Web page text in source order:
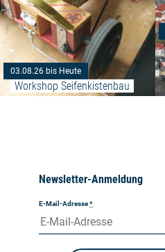
03.08.26 bis Heute
Workshop Seifenkistenbau
Newsletter-Anmeldung
E-Mail-Adresse*